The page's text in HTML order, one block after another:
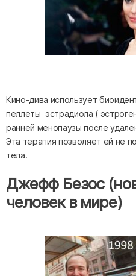
Кино-дива использует
пеллеты эстрадиола (
ранней менопаузы после
Эта терапия позволяет ей не
тела.
Джефф Безос
человек в мире)